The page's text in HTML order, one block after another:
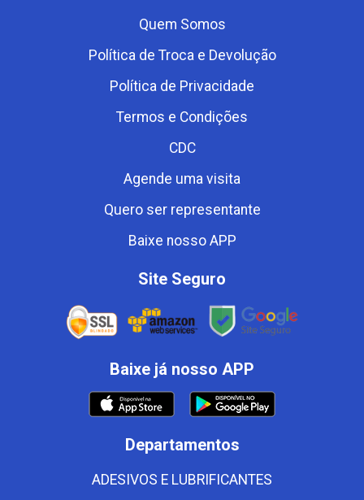
Quem Somos
Política de Troca e Devolução
Política de Privacidade
Termos e Condições
CDC
Agende uma visita
Quero ser representante
Baixe nosso APP
Site Seguro
Baixe já nosso APP
Departamentos
ADESIVOS E LUBRIFICANTES